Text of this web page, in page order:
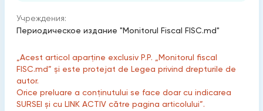
Учреждения:
Периодическое издание "Monitorul Fiscal FISC.md"
„Acest articol aparține exclusiv P.P. „Monitorul fiscal
FISC.md” și este protejat de Legea privind drepturile de
autor.
Orice preluare a conținutului se face doar cu indicarea
SURSEI și cu LINK ACTIV către pagina articolului”.